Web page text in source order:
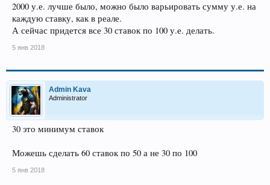
2000 у.е. лучше было, можно было варьировать сумму у.е. на
каждую ставку, как в реале.
А сейчас придется все 30 ставок по 100 у.е. делать.
5 янв 2018
Admin Kava
Administrator
30 это минимум ставок
Можешь сделать 60 ставок по 50 а не 30 по 100
5 янв 2018